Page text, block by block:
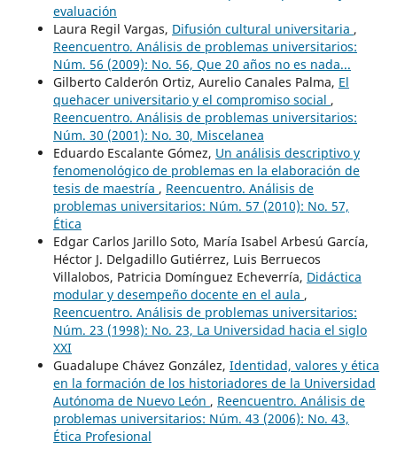
evaluación
Laura Regil Vargas, Difusión cultural universitaria ,
Reencuentro. Análisis de problemas universitarios:
Núm. 56 (2009): No. 56, Que 20 años no es nada...
Gilberto Calderón Ortiz, Aurelio Canales Palma, El
quehacer universitario y el compromiso social ,
Reencuentro. Análisis de problemas universitarios:
Núm. 30 (2001): No. 30, Miscelanea
Eduardo Escalante Gómez, Un análisis descriptivo y
fenomenológico de problemas en la elaboración de
tesis de maestría , Reencuentro. Análisis de
problemas universitarios: Núm. 57 (2010): No. 57,
Ética
Edgar Carlos Jarillo Soto, María Isabel Arbesú García,
Héctor J. Delgadillo Gutiérrez, Luis Berruecos
Villalobos, Patricia Domínguez Echeverría, Didáctica
modular y desempeño docente en el aula ,
Reencuentro. Análisis de problemas universitarios:
Núm. 23 (1998): No. 23, La Universidad hacia el siglo
XXI
Guadalupe Chávez González, Identidad, valores y ética
en la formación de los historiadores de la Universidad
Autónoma de Nuevo León , Reencuentro. Análisis de
problemas universitarios: Núm. 43 (2006): No. 43,
Ética Profesional